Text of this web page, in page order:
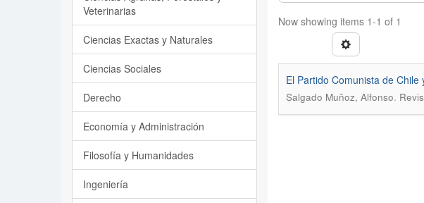
Now showing items 1-1 of 1
El Partido Comunista de
Salgado Muñoz, Alfonso.
Veterinarias
Ciencias Exactas y Naturales
Ciencias Sociales
Derecho
Economía y Administración
Filosofía y Humanidades
Ingeniería